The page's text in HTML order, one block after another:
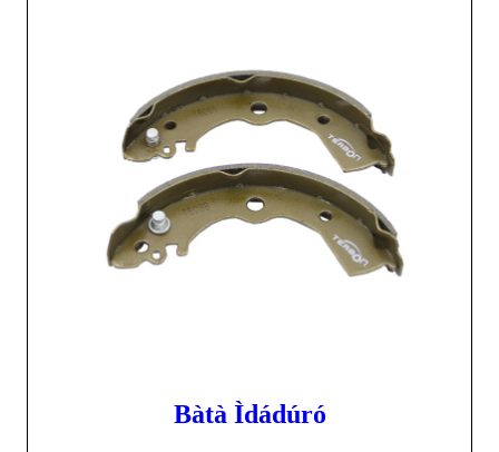
Bàtà Ìdádúró